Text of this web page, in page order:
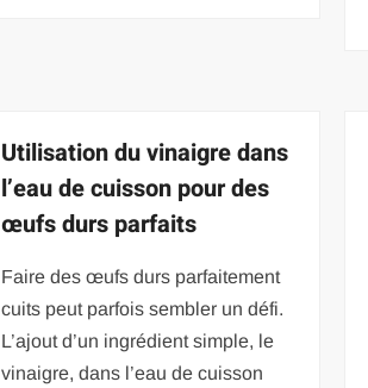
Utilisation du vinaigre dans
l’eau de cuisson pour des
œufs durs parfaits
Faire des œufs durs parfaitement
cuits peut parfois sembler un défi.
L’ajout d’un ingrédient simple, le
vinaigre, dans l’eau de cuisson